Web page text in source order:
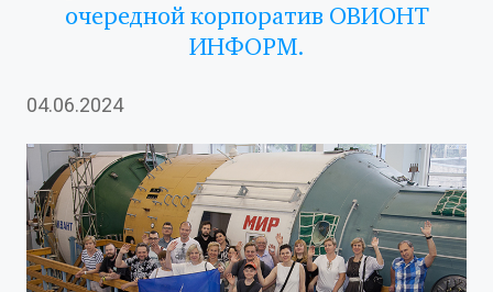
очередной корпоратив ОВИОНТ
ИНФОРМ.
04.06.2024